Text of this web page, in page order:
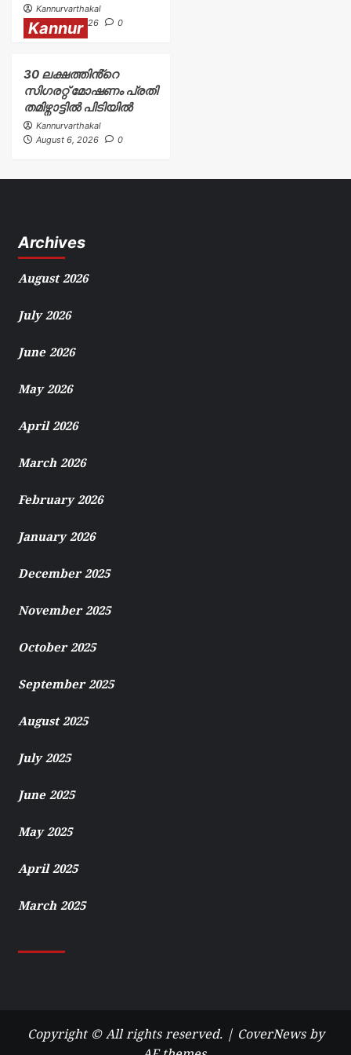
Kannurvarthakal
August 6, 2026
0
Kannur
30 ലക്ഷത്തിൻ്റെ
സിഗരറ്റ് മോഷണം പ്രതി
തമിഴ്നാട്ടിൽ പിടിയിൽ
Kannurvarthakal
August 6, 2026
0
Archives
August 2026
July 2026
June 2026
May 2026
April 2026
March 2026
February 2026
January 2026
December 2025
November 2025
October 2025
September 2025
August 2025
July 2025
June 2025
May 2025
April 2025
March 2025
Copyright © All rights reserved. | CoverNewsby